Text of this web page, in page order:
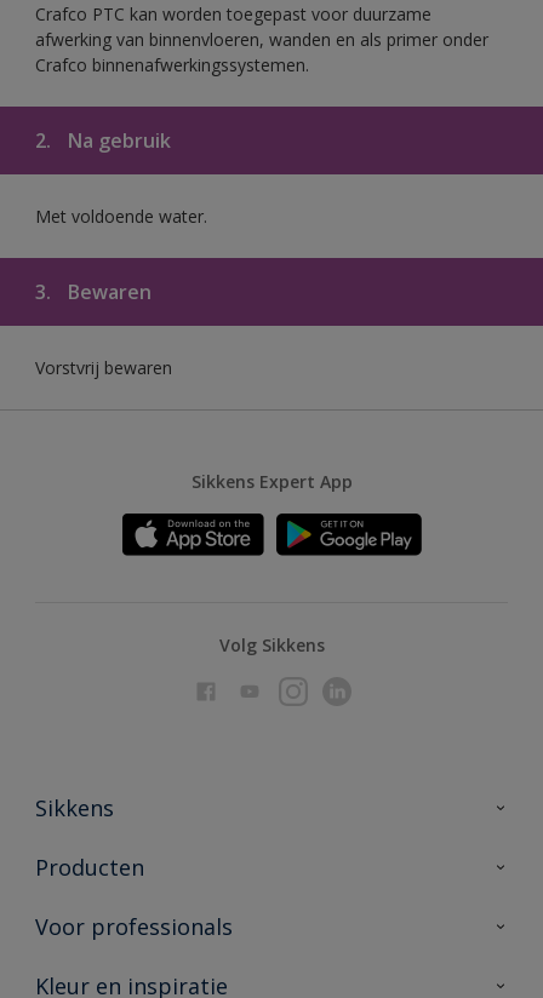
Crafco PTC kan worden toegepast voor duurzame
afwerking van binnenvloeren, wanden en als primer onder
Crafco binnenafwerkingssystemen.
2. Na gebruik
Met voldoende water.
3. Bewaren
Vorstvrij bewaren
Sikkens Expert App
Volg Sikkens
Sikkens
Over Sikkens
Duurzaamheid
Producten
Producten voor binnen
Vind je verkooppunt
Voor professionals
Advies & service
Kleur en inspiratie